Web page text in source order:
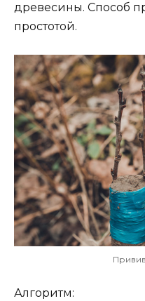
древесины. Способ
простотой.
Алгоритм: